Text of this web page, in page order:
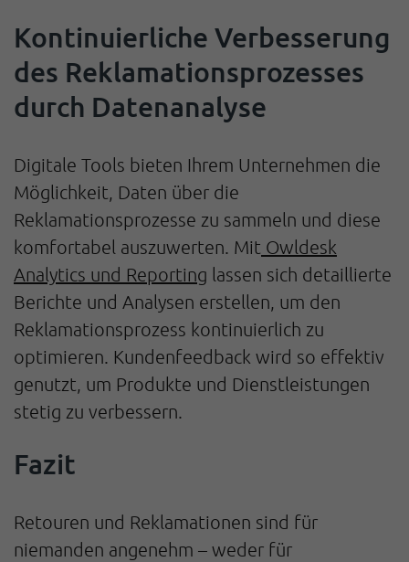
Kontinuierliche Verbesserung
des Reklamationsprozesses
durch Datenanalyse
Digitale Tools bieten Ihrem Unternehmen die
Möglichkeit, Daten über die
Reklamationsprozesse zu sammeln und diese
komfortabel auszuwerten. Mit Owldesk
Analytics und Reporting lassen sich detaillierte
Berichte und Analysen erstellen, um den
Reklamationsprozess kontinuierlich zu
optimieren. Kundenfeedback wird so effektiv
genutzt, um Produkte und Dienstleistungen
stetig zu verbessern.
Fazit
Retouren und Reklamationen sind für
niemanden angenehm – weder für